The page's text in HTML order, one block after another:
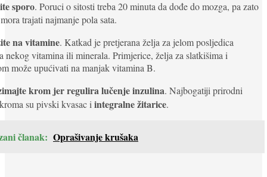
sporo. Poruci o sitosti treba 20 minuta da dođe do mozga, pa zato
trajati najmanje pola sata.
na vitamine. Katkad je pretjerana želja za jelom posljedica
nekog vitamina ili minerala. Primjerice, želja za slatkišima i
može upućivati na manjak vitamina B.
krom jer regulira lučenje inzulina. Najbogatiji prirodni
su pivski kvasac iintegralne žitarice.
članak: Oprašivanje krušaka